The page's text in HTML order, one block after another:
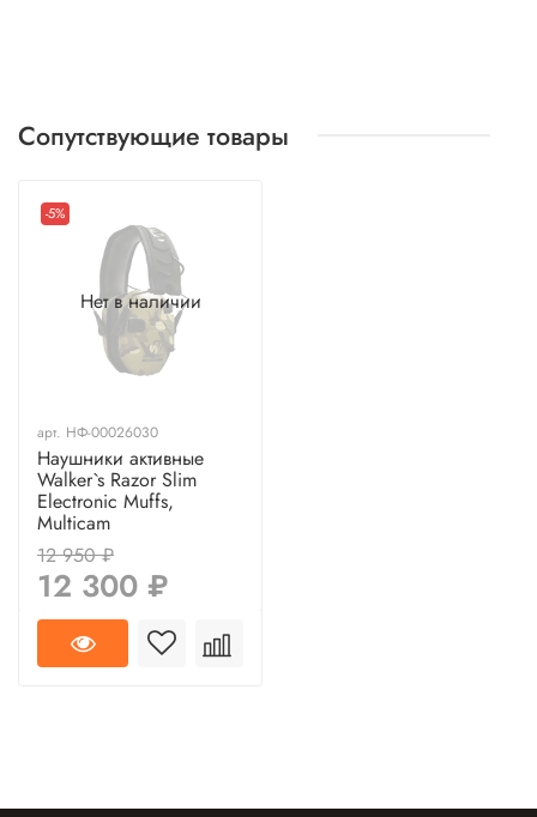
Сопутствующие товары
Нет в наличии
-5%
арт. НФ-00026030
Наушники активные
Walker`s Razor Slim
Electronic Muffs,
Multicam
12 950 ₽
12 300 ₽